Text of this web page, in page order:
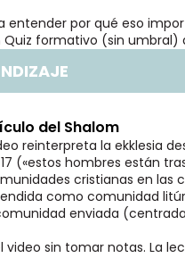
entender por qué eso
formativo (sin umbral)
del Shalom
reinterpreta la ekklesia
17 («estos hombres están
cristianas en las
como comunidad
enviada
video sin tomar notas. La